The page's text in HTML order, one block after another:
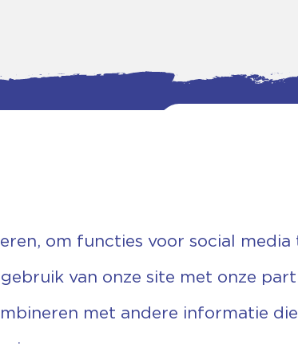
Fiscaal: 819280288
Rek.nr: NL85RABO0127579230
om functies voor social media
van onze site met onze
met andere informatie